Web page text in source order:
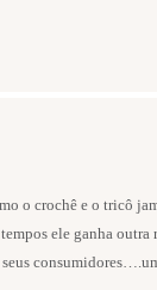
o crochê e o tricô
ele ganha
seus